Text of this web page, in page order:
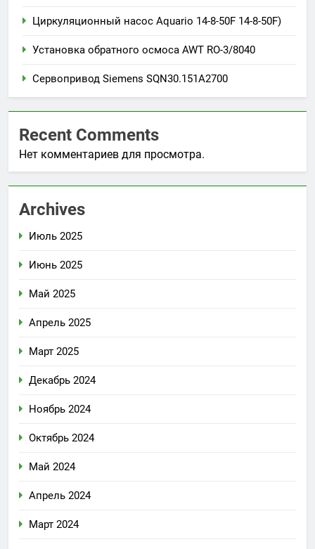
Циркуляционный насос Aquario 14-8-50F 14-8-50F)
Установка обратного осмоса AWT RO-3/8040
Сервопривод Siemens SQN30.151A2700
Recent Comments
Нет комментариев для просмотра.
Archives
Июль 2025
Июнь 2025
Май 2025
Апрель 2025
Март 2025
Декабрь 2024
Ноябрь 2024
Октябрь 2024
Май 2024
Апрель 2024
Март 2024